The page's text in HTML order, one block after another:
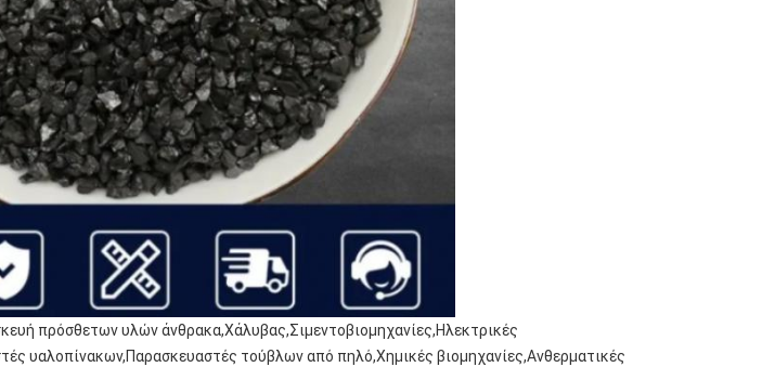
πρόσθετων υλών άνθρακα,Χάλυβας,Σιμεντοβιομηχανίες,Ηλεκτρικές
υαλοπίνακων,Παρασκευαστές τούβλων από πηλό,Χημικές βιομηχανίες,Ανθερματικές